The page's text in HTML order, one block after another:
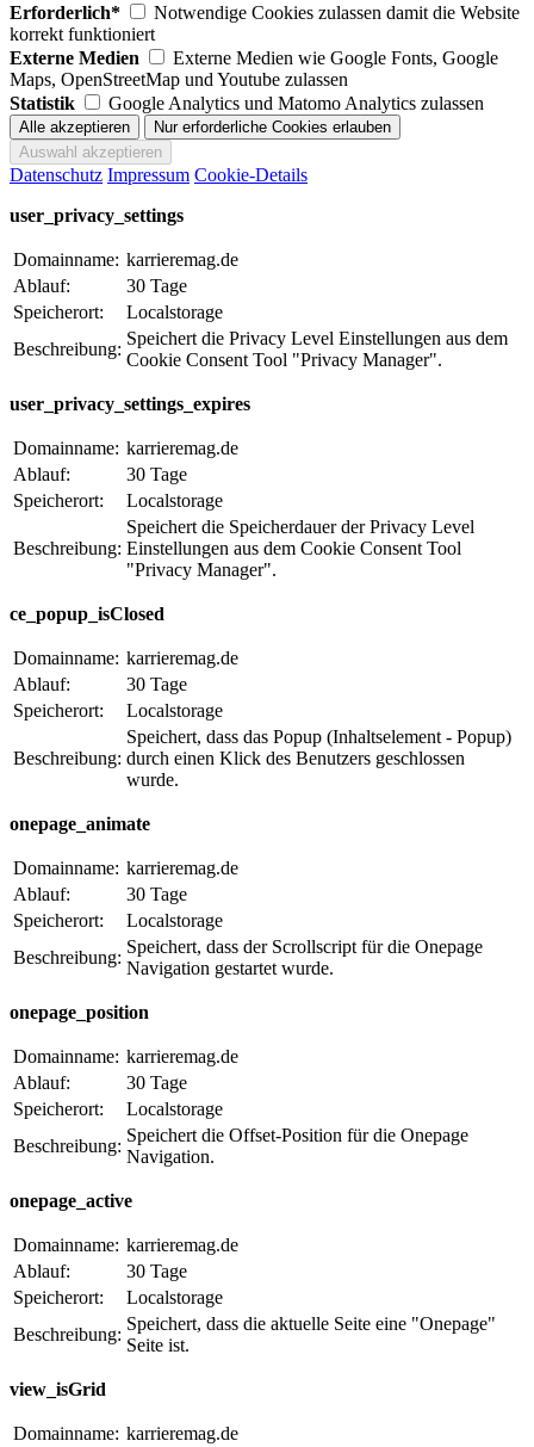
Erforderlich*
Notwendige Cookies zulassen damit die Website
korrekt funktioniert
Externe Medien
Externe Medien wie Google Fonts, Google
Maps, OpenStreetMap und Youtube zulassen
Statistik
Google Analytics und Matomo Analytics zulassen
Datenschutz Impressum Cookie-Details
user_privacy_settings
Domainname: karrieremag.de
Ablauf:
30 Tage
Speicherort:
Localstorage
Beschreibung:
Speichert die Privacy Level Einstellungen aus dem
Cookie Consent Tool "Privacy Manager".
user_privacy_settings_expires
Domainname: karrieremag.de
Ablauf:
30 Tage
Speicherort:
Localstorage
Beschreibung:
Speichert die Speicherdauer der Privacy Level
Einstellungen aus dem Cookie Consent Tool
"Privacy Manager".
ce_popup_isClosed
Domainname: karrieremag.de
Ablauf:
30 Tage
Speicherort:
Localstorage
Beschreibung:
Speichert, dass das Popup (Inhaltselement - Popup)
durch einen Klick des Benutzers geschlossen
wurde.
onepage_animate
Domainname: karrieremag.de
Ablauf:
30 Tage
Speicherort:
Localstorage
Beschreibung:
Speichert, dass der Scrollscript für die Onepage
Navigation gestartet wurde.
onepage_position
Domainname: karrieremag.de
Ablauf:
30 Tage
Speicherort:
Localstorage
Beschreibung:
Speichert die Offset-Position für die Onepage
Navigation.
onepage_active
Domainname: karrieremag.de
Ablauf:
30 Tage
Speicherort:
Localstorage
Beschreibung:
Speichert, dass die aktuelle Seite eine "Onepage"
Seite ist.
view_isGrid
Domainname: karrieremag.de